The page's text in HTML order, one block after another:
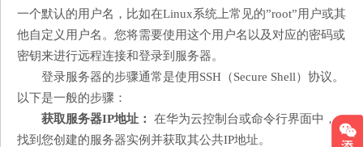
一个默认的用户名，比如在Linux系统上常见的”root”用户或其
他自定义用户名。您将需要使用这个用户名以及对应的密码或
密钥来进行远程连接和登录到服务器。
登录服务器的步骤通常是使用SSH（Secure Shell）协议。
以下是一般的步骤：
获取服务器IP地址：
在华为云控制台或命令行界面中，
找到您创建的服务器实例并获取其公共IP地址。